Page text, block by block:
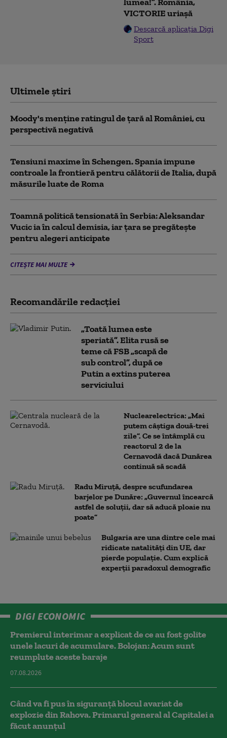
VICTORIE uriașă
Descarcă aplicația Digi
Sport
Ultimele știri
Moody's menține ratingul de țară al României, cu
perspectivă negativă
Tensiuni maxime în Schengen. Spania impune
controale la frontieră pentru călătorii de Italia, după
măsurile luate de Roma
Toamnă politică tensionată în Serbia: Aleksandar
Vucic ia în calcul demisia, iar țara se pregătește
pentru alegeri anticipate
CITEȘTE MAI MULTE
Recomandările redacţiei
„Toată lumea este
speriată”. Elita rusă se
teme că FSB „scapă de
sub control”, după ce
Putin a extins puterea
serviciului
Nuclearelectrica: „Mai
putem câștiga două-trei
zile”. Ce se întâmplă cu
reactorul 2 de la
Cernavodă dacă Dunărea
continuă să scadă
Radu Miruță, despre scufundarea
barjelor pe Dunăre: „Guvernul încearcă
astfel de soluții, dar să aducă ploaie nu
poate”
Bulgaria are una dintre cele mai
ridicate natalități din UE, dar
pierde populație. Cum explică
experții paradoxul demografic
DIGI ECONOMIC
Premierul interimar a explicat de ce au fost golite
unele lacuri de acumulare. Bolojan: Acum sunt
reumplute aceste baraje
07.08.2026
Când va fi pus în siguranță blocul avariat de
explozie din Rahova. Primarul general al Capitalei a
făcut anunțul